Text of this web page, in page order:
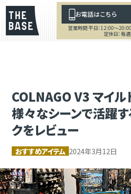
お電話はこちら
営業時間 平日：12:00～
定休日：毎
COLNAGO V3 マイル
様々なシーンで活躍
クをレビュー
おすすめアイテム 2024年3月12日